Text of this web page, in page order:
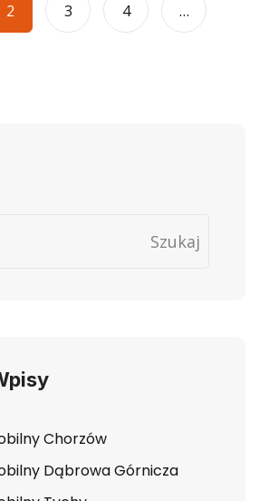
2 3 4 …
Szukaj
Chorzów
Dąbrowa Górnicza